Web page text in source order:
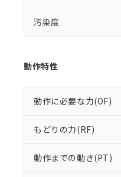
汚染度
動作特性
動作に必要な力(OF)
もどりの力(RF)
動作までの動き(PT)